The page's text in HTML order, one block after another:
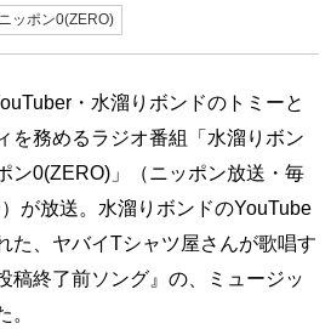
ッポン0(ZERO)
・水溜りボンドのトミーと
を務めるラジオ番組「水溜りボン
ン0(ZERO)」（ニッポン放送・毎
が放送。水溜りボンドのYouTube
た、ヤバイTシャツ屋さんが歌唱す
稿終了前ソング』の、ミュージッ